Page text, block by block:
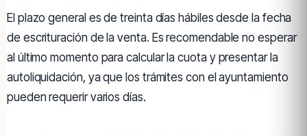
El plazo general es de treinta días hábiles desde la fecha
de escrituración de la venta. Es recomendable no esperar
al último momento para calcular la cuota y presentar la
autoliquidación, ya que los trámites con el ayuntamiento
pueden requerir varios días.